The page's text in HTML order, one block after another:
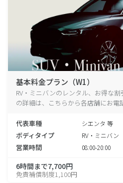
基本料金プラン（W1）
RV・ミニバンのレンタル、お得な
の詳細は、こちらから各店舗にお電
代表車種 シエンタ 等
ボディタイプ RV・ミニバン
営業時間 08:00-20:00
6時間まで7,700円
免責補償制度1,100円